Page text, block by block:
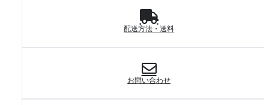
配送方法・送料
お問い合わせ